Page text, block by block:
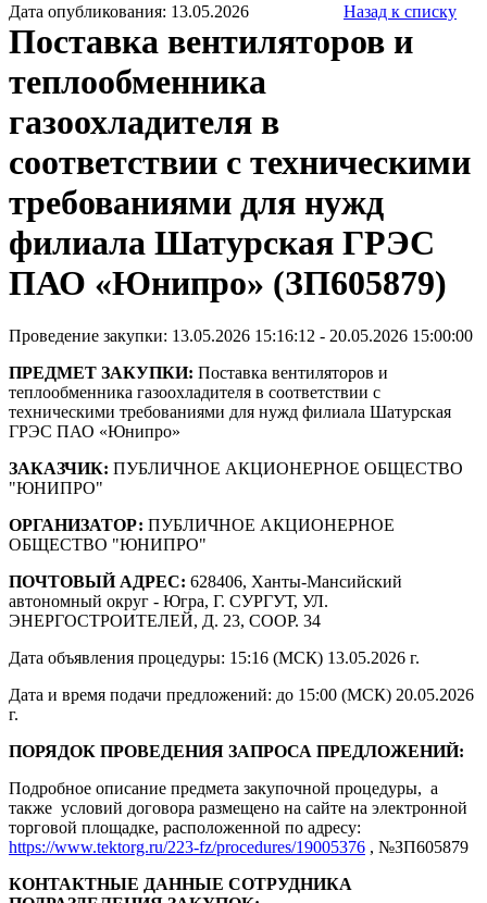
Дата опубликования: 13.05.2026 Назад к списку
Поставка вентиляторов и
теплообменника
газоохладителя в
соответствии с техническими
требованиями для нужд
филиала Шатурская ГРЭС
ПАО «Юнипро» (ЗП605879)
Проведение закупки: 13.05.2026 15:16:12 - 20.05.2026 15:00:00
ПРЕДМЕТ ЗАКУПКИ: Поставка вентиляторов и
теплообменника газоохладителя в соответствии с
техническими требованиями для нужд филиала Шатурская
ГРЭС ПАО «Юнипро»
ЗАКАЗЧИК: ПУБЛИЧНОЕ АКЦИОНЕРНОЕ ОБЩЕСТВО
"ЮНИПРО"
ОРГАНИЗАТОР: ПУБЛИЧНОЕ АКЦИОНЕРНОЕ
ОБЩЕСТВО "ЮНИПРО"
ПОЧТОВЫЙ АДРЕС: 628406, Ханты-Мансийский
автономный округ - Югра, Г. СУРГУТ, УЛ.
ЭНЕРГОСТРОИТЕЛЕЙ, Д. 23, СООР. 34
Дата объявления процедуры: 15:16 (МСК) 13.05.2026 г.
Дата и время подачи предложений: до 15:00 (МСК) 20.05.2026
г.
ПОРЯДОК ПРОВЕДЕНИЯ ЗАПРОСА ПРЕДЛОЖЕНИЙ:
Подробное описание предмета закупочной процедуры, а
также условий договора размещено на сайте на электронной
торговой площадке, расположенной по адресу:
https://www.tektorg.ru/223-fz/procedures/19005376 , №ЗП605879
КОНТАКТНЫЕ ДАННЫЕ СОТРУДНИКА